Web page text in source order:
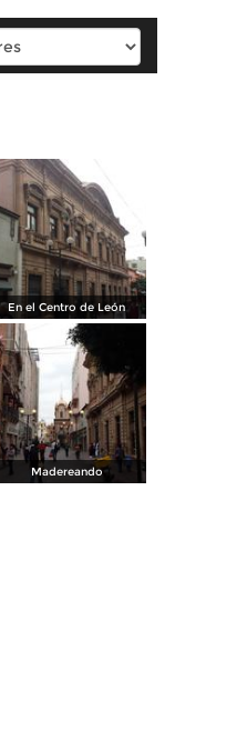
En el Centro de León
Madereando